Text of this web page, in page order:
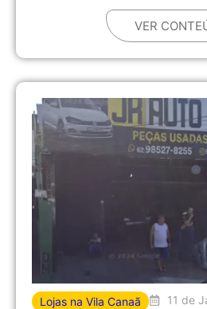
VER
Lojas na Vila Canaã 11 de